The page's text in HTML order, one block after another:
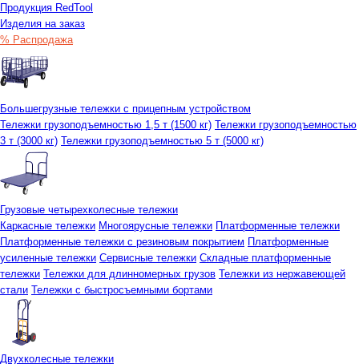
Продукция RedTool
Изделия на заказ
% Распродажа
Большегрузные тележки с прицепным устройством
Тележки грузоподъемностью 1,5 т (1500 кг) Тележки грузоподъемностью
3 т (3000 кг) Тележки грузоподъемностью 5 т (5000 кг)
Грузовые четырехколесные тележки
Каркасные тележки Многоярусные тележки Платформенные тележки
Платформенные тележки с резиновым покрытием Платформенные
усиленные тележки Сервисные тележки Складные платформенные
тележки Тележки для длинномерных грузов Тележки из нержавеющей
стали Тележки с быстросъемными бортами
Двухколесные тележки